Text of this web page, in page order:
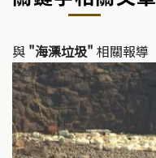
與 "海漂垃圾" 相關報導